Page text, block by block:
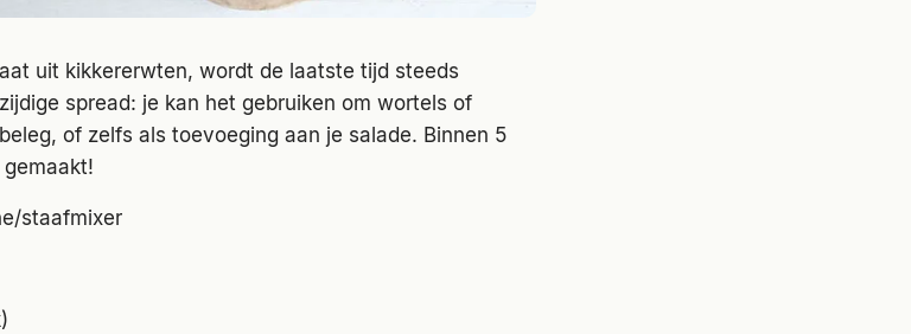
uit kikkererwten, wordt de laatste tijd steeds
spread: je kan het gebruiken om wortels of
of zelfs als toevoeging aan je salade. Binnen 5
staafmixer